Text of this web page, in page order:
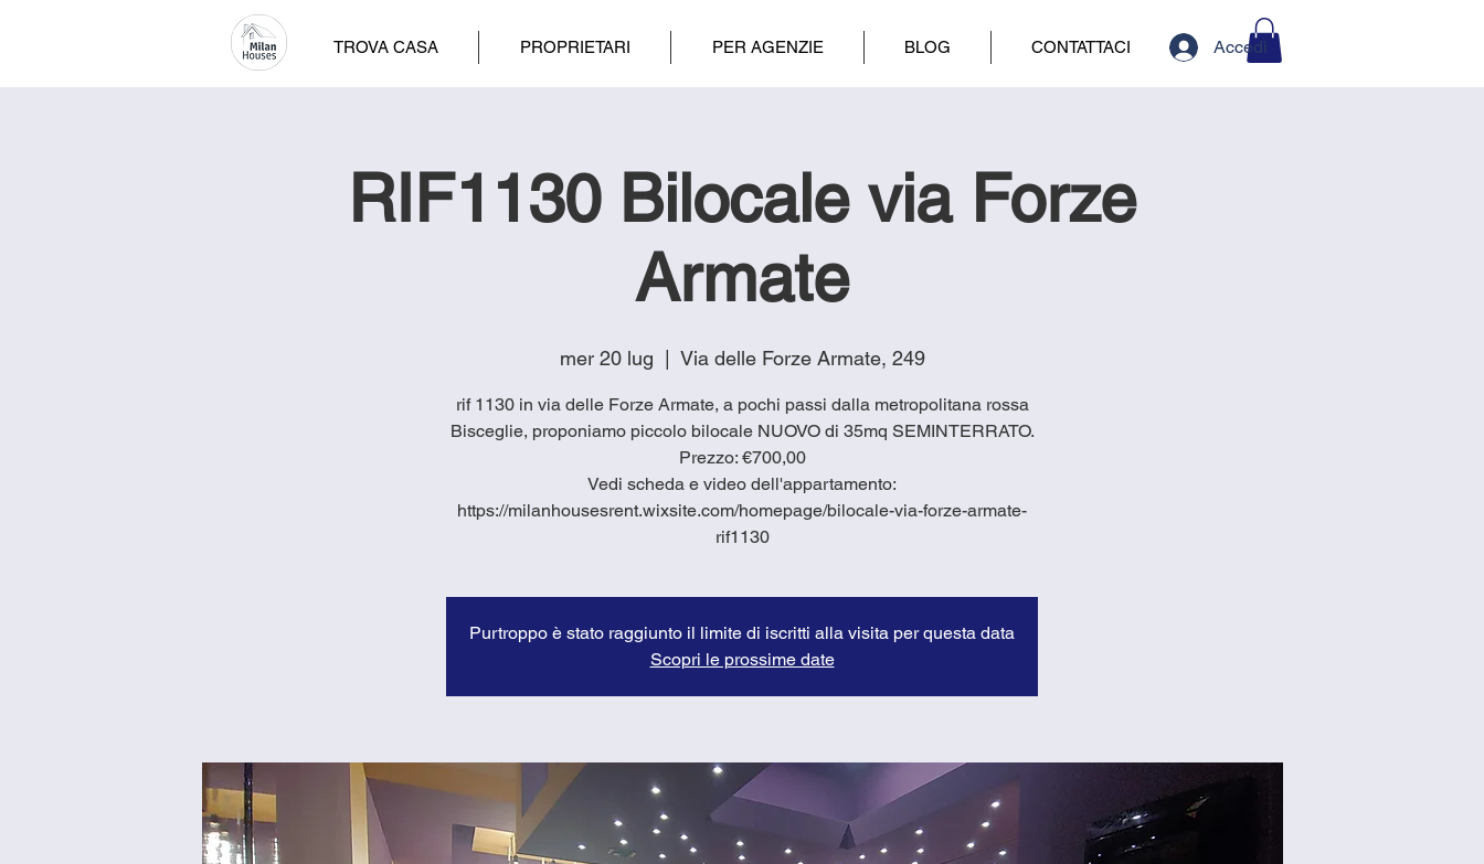
TROVA CASA PROPRIETARI PER AGENZIE BLOG CONTATTACI Accedi
RIF1130 Bilocale via Forze
Armate
mer 20 lug
  |
Via delle Forze Armate, 249
rif 1130 in via delle Forze Armate, a pochi passi dalla metropolitana rossa
Bisceglie, proponiamo piccolo bilocale NUOVO di 35mq SEMINTERRATO.
Prezzo: €700,00
Vedi scheda e video dell'appartamento:
https://milanhousesrent.wixsite.com/homepage/bilocale-via-forze-armate-
rif1130
Purtroppo è stato raggiunto il limite di iscritti alla visita per questa data
Scopri le prossime date